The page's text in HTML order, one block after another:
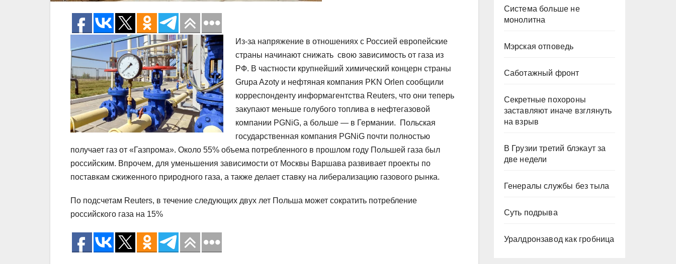
Из-за напряжение в отношениях с Россией европейские
страны начинают снижать свою зависимость от газа из
РФ. В частности крупнейший химический концерн страны
Grupa Azoty и нефтяная компания PKN Orlen сообщили
корреспонденту информагентства Reuters, что они теперь
закупают меньше голубого топлива в нефтегазовой
компании PGNiG, а больше — в Германии. Польская
государственная компания PGNiG почти полностью
получает газ от «Газпрома». Около 55% объема потребленного в прошлом году Польшей газа был
российским. Впрочем, для уменьшения зависимости от Москвы Варшава развивает проекты по
поставкам сжиженного природного газа, а также делает ставку на либерализацию газового рынка.
По подсчетам Reuters, в течение следующих двух лет Польша может сократить потребление
российского газа на 15%
Система больше не
монолитна
Мэрская отповедь
Саботажный фронт
Секретные похороны
заставляют иначе взглянуть
на взрыв
В Грузии третий блэкаут за
две недели
Генералы службы без тыла
Суть подрыва
Уралдронзавод как гробница